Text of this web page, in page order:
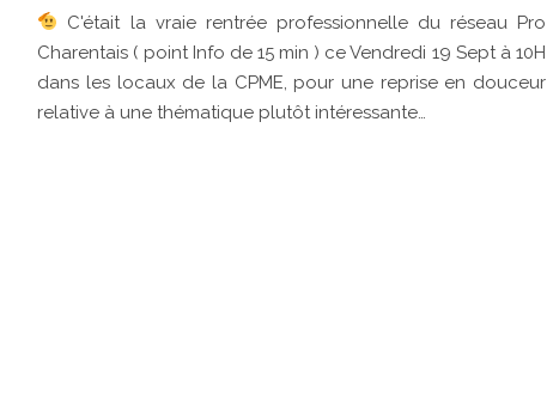
C'était la vraie rentrée professionnelle du réseau Pro
Charentais ( point Info de 15 min ) ce Vendredi 19 Sept à 10H
dans les locaux de la CPME, pour une reprise en douceur
relative à une thématique plutôt intéressante…